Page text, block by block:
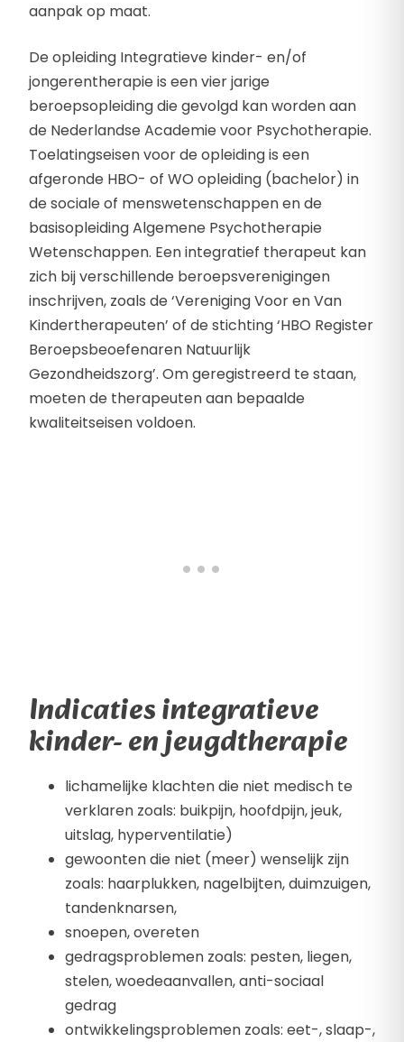
aanpak op maat.
De opleiding Integratieve kinder- en/of
jongerentherapie is een vier jarige
beroepsopleiding die gevolgd kan worden aan
de Nederlandse Academie voor Psychotherapie.
Toelatingseisen voor de opleiding is een
afgeronde HBO- of WO opleiding (bachelor) in
de sociale of menswetenschappen en de
basisopleiding Algemene Psychotherapie
Wetenschappen. Een integratief therapeut kan
zich bij verschillende beroepsverenigingen
inschrijven, zoals de ‘Vereniging Voor en Van
Kindertherapeuten’ of de stichting ‘HBO Register
Beroepsbeoefenaren Natuurlijk
Gezondheidszorg’. Om geregistreerd te staan,
moeten de therapeuten aan bepaalde
kwaliteitseisen voldoen.
Indicaties integratieve
kinder- en jeugdtherapie
lichamelijke klachten die niet medisch te
verklaren zoals: buikpijn, hoofdpijn, jeuk,
uitslag, hyperventilatie)
gewoonten die niet (meer) wenselijk zijn
zoals: haarplukken, nagelbijten, duimzuigen,
tandenknarsen,
snoepen, overeten
gedragsproblemen zoals: pesten, liegen,
stelen, woedeaanvallen, anti-sociaal
gedrag
ontwikkelingsproblemen zoals: eet-, slaap-,